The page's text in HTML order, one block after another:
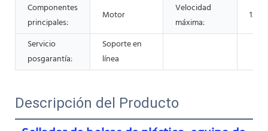
Componentes
principales:
Motor
Velocidad
máxima:
12
Servicio
posgarantía:
Soporte en
línea
Descripción del Producto